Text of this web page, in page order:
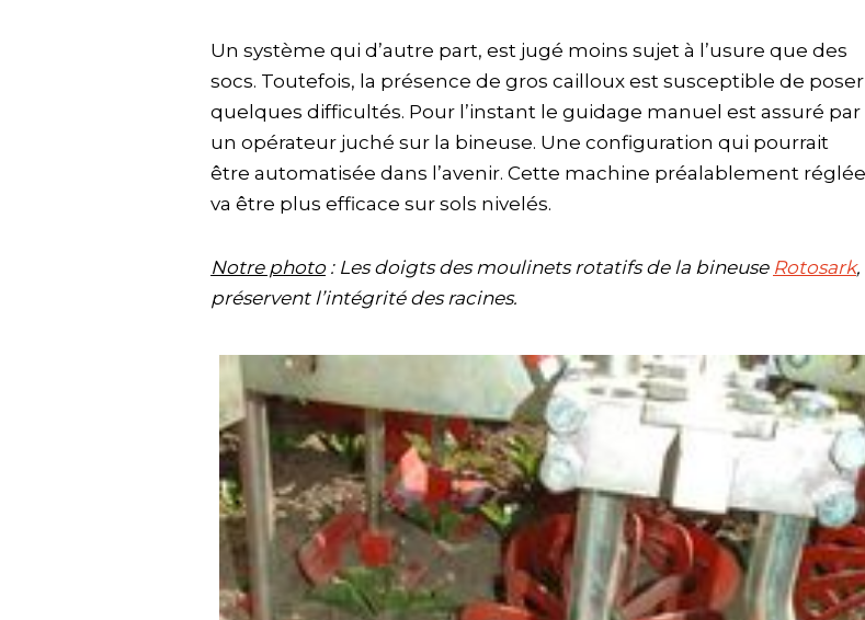
Un système qui d’autre part, est jugé moins sujet à l’usure que des
socs. Toutefois, la présence de gros cailloux est susceptible de poser
quelques difficultés. Pour l’instant le guidage manuel est assuré par
un opérateur juché sur la bineuse. Une configuration qui pourrait
être automatisée dans l’avenir. Cette machine préalablement
va être plus efficace sur sols nivelés.
Notre photo: Les doigts des moulinets rotatifs de la bineuse Rotosark,
préservent l’intégrité des racines.